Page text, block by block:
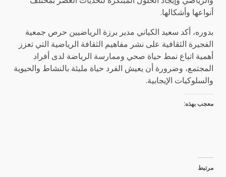
أنواعها وأشكالها.
بدوره، أكد سعيد الكياني مدير برزة الرياضيين حرص جمعية
الفجيرة الثقافية على نشر مفاهيم الثقافة الرياضية التي تعزز
أهمية اتباع نمط حياة صحي وممارسة الرياضة لدى أفراد
المجتمع، وضرورة أن يعيش الفرد حياة مليئة بالنشاط والحيوية
والسلوكيات الإيجابية.
معجب بهذه:
مرتبط